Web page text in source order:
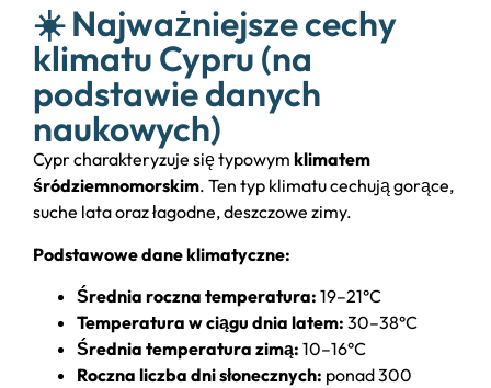
☀️ Najważniejsze cechy
klimatu Cypru (na
podstawie danych
naukowych)
Cypr charakteryzuje się typowym klimatem
śródziemnomorskim. Ten typ klimatu cechują gorące,
suche lata oraz łagodne, deszczowe zimy.
Podstawowe dane klimatyczne:
Średnia roczna temperatura: 19–21°C
Temperatura w ciągu dnia latem: 30–38°C
Średnia temperatura zimą: 10–16°C
Roczna liczba dni słonecznych: ponad 300